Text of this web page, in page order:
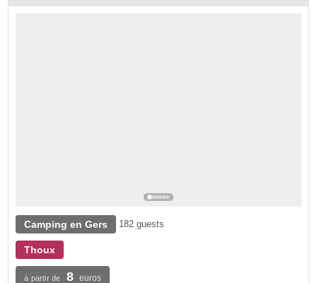
Camping en Gers 182 guests
Thoux
à partir de 8 euros